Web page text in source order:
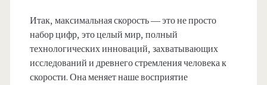
Итак, максимальная скорость — это не просто
набор цифр, это целый мир, полный
технологических инноваций, захватывающих
исследований и древнего стремления человека к
скорости. Она меняет наше восприятие